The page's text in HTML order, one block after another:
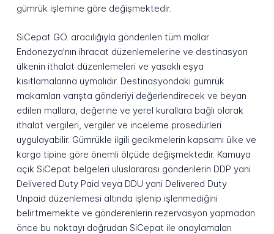
gümrük işlemine göre değişmektedir.
SiCepat GO. aracılığıyla gönderilen tüm mallar
Endonezya'nın ihracat düzenlemelerine ve destinasyon
ülkenin ithalat düzenlemeleri ve yasaklı eşya
kısıtlamalarına uymalıdır. Destinasyondaki gümrük
makamları varışta gönderiyi değerlendirecek ve beyan
edilen mallara, değerine ve yerel kurallara bağlı olarak
ithalat vergileri, vergiler ve inceleme prosedürleri
uygulayabilir. Gümrükle ilgili gecikmelerin kapsamı ülke ve
kargo tipine göre önemli ölçüde değişmektedir. Kamuya
açık SiCepat belgeleri uluslararası gönderilerin DDP yani
Delivered Duty Paid veya DDU yani Delivered Duty
Unpaid düzenlemesi altında işlenip işlenmediğini
belirtmemekte ve gönderenlerin rezervasyon yapmadan
önce bu noktayı doğrudan SiCepat ile onaylamaları